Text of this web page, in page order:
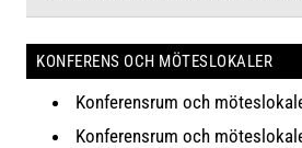
KONFERENS OCH MÖTESLOKALER
Konferensrum och
Konferensrum och